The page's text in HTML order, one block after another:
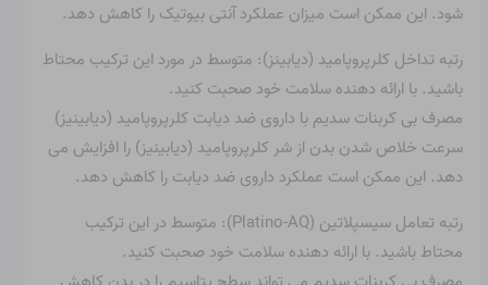
شود. این ممکن است میزان عملکرد آنتی بیوتیک را کاهش دهد.
رتبه تداخل کلرپروپامید (دیابینز): متوسط ​​در مورد این ترکیب محتاط
باشید. با ارائه دهنده سلامت خود صحبت کنید.
مصرف بی کربنات سدیم با داروی ضد دیابت کلرپروپامید (دیابینیز)
سرعت خلاص شدن بدن از شر کلرپروپامید (دیابینیز) را افزایش می
دهد. این ممکن است عملکرد داروی ضد دیابت را کاهش دهد.
رتبه تعامل سیسپلاتین (Platino-AQ): متوسط ​​در این ترکیب
محتاط باشید. با ارائه دهنده سلامت خود صحبت کنید.